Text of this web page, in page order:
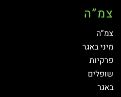
צמ”ה
צמ”ה
מיני באגר
פרקיות
שופלים
באגר